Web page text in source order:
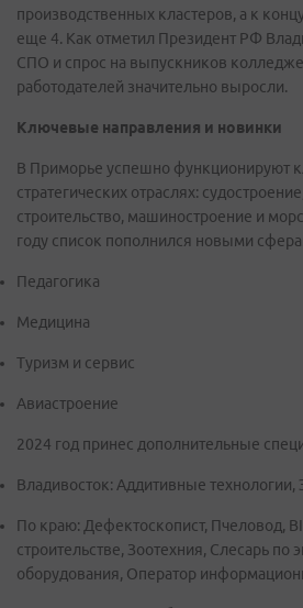
производственных кластеров, а к
еще 4. Как отметил Президент РФ
СПО и спрос на выпускников
работодателей значительно выросли.
Ключевые направления и новинки
В Приморье успешно функционируют
стратегических отраслях:
строительство, машиностроение и
году список пополнился новыми
Педагогика
Медицина
Туризм и сервис
Авиастроение
2024 год принес дополнительные
Владивосток: Аддитивные технологии,
По краю: Дефектоскопист, Пчеловод,
строительстве, Зоотехния, Слесарь по
оборудования, Оператор